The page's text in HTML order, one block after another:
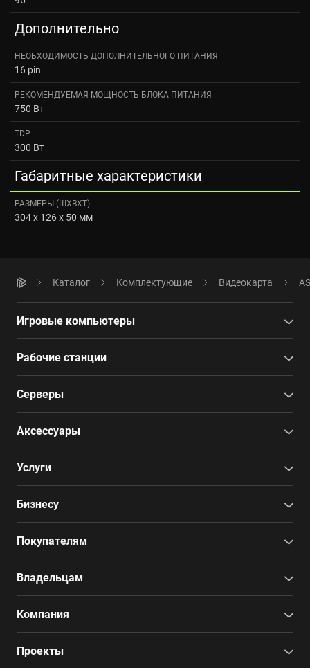
Дополнительно
НЕОБХОДИМОСТЬ ДОПОЛНИТЕЛЬНОГО ПИТАНИЯ
16 pin
РЕКОМЕНДУЕМАЯ МОЩНОСТЬ БЛОКА ПИТАНИЯ
750 Вт
TDP
300 Вт
Габаритные характеристики
РАЗМЕРЫ (ШXВXТ)
304 x 126 x 50 мм
Каталог Комплектующие Видеокарта
Игровые компьютеры
Рабочие станции
Серверы
Аксессуары
Услуги
Бизнесу
Покупателям
Владельцам
Компания
Проекты